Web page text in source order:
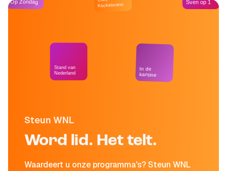
Steun WNL
Word lid. Het telt.
Waardeert u onze programma's? Steun WNL
Op Zondag
Stand van
Nederland
Kockelmann
In de
kantine
Sven op 1